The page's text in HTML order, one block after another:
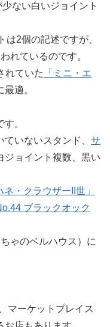
ない白いジョイント
は2個の記述ですが、
れているのです。
れていた
「ミニ・エ
適。
。
いないスタンド、 サ
ジョイント複数、黒い
ネ・クラウザーII世」
ブラックオック
ゃのベルハウス）に
マーケットプレイス